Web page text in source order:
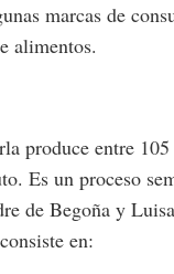
marcas de
alimentos.
produce entre
Es un proceso
de Begoña y
en: